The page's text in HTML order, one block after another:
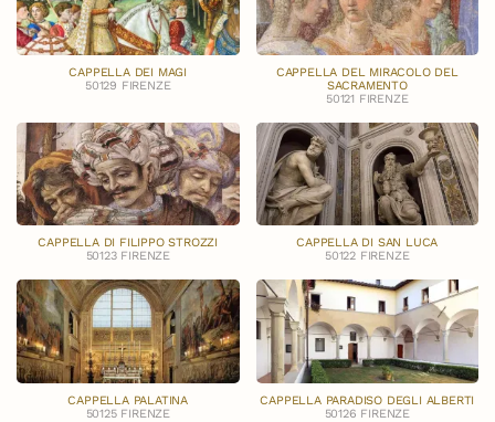
CAPPELLA DEI MAGI
50129 FIRENZE
CAPPELLA DEL MIRACOLO DEL
SACRAMENTO
50121 FIRENZE
CAPPELLA DI FILIPPO STROZZI
50123 FIRENZE
CAPPELLA DI SAN LUCA
50122 FIRENZE
CAPPELLA PALATINA
50125 FIRENZE
CAPPELLA PARADISO DEGLI ALBERTI
50126 FIRENZE